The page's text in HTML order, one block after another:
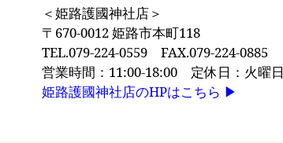
＜姫路護國神社店＞
〒670-0012 姫路市本町118
TEL.079-224-0559 FAX.079-224-0885
営業時間：11:00-18:00 定休日：火曜日
姫路護國神社店のHPはこちら ▶︎